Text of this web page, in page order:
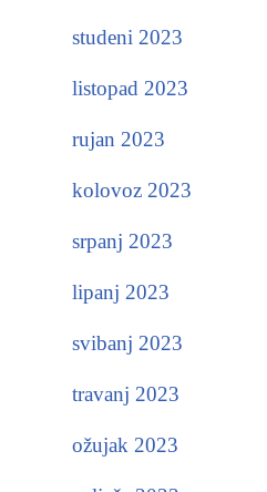
studeni 2023
listopad 2023
rujan 2023
kolovoz 2023
srpanj 2023
lipanj 2023
svibanj 2023
travanj 2023
ožujak 2023